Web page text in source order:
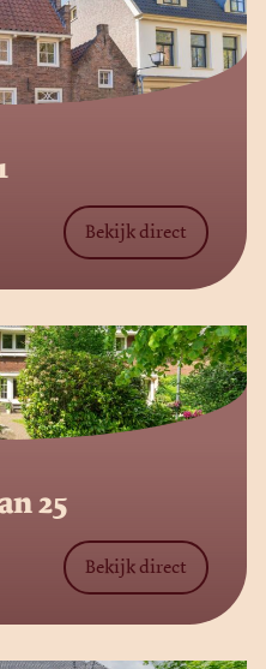
Bekijk direct
25
Bekijk direct